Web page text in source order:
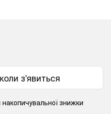
з'явиться
знижки